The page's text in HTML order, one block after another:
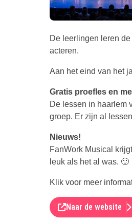
De leerlingen leren
acteren.
Aan het eind van het
Gratis proefles en
De lessen in haarlem
groep. Er zijn al
Nieuws!
FanWork Musical
leuk als het al was. 🙂
Klik voor meer
Naar de website